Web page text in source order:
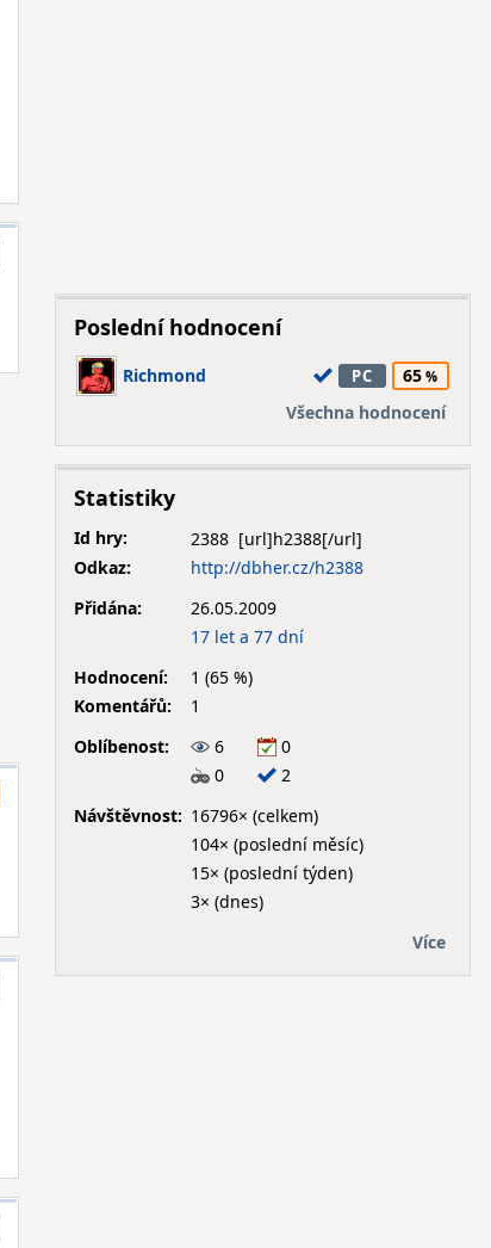
Poslední hodnocení
Richmond PC
65
Všechna hodnocení
Statistiky
Id hry:
2388
Odkaz:
http://dbher.cz/h2388
Přidána:
26.05.2009
17 let a 77 dní
Hodnocení:
1 (65 %)
Komentářů:
1
Oblíbenost:
6
0
0
2
Návštěvnost: 16796× (celkem)
104× (poslední měsíc)
15× (poslední týden)
3× (dnes)
Více